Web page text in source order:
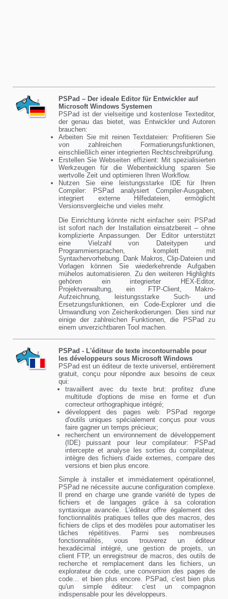
PSPad – Der ideale Editor für Entwickler auf
Microsoft Windows Systemen
PSPad ist der vielseitige und kostenlose Texteditor,
der genau das bietet, was Entwickler und Autoren
brauchen:
Arbeiten Sie mit reinen Textdateien: Profitieren Sie
von zahlreichen Formatierungsfunktionen,
einschließlich einer integrierten Rechtschreibprüfung.
Erstellen Sie Webseiten effizient: Mit spezialisierten
Werkzeugen für die Webentwicklung sparen Sie
wertvolle Zeit und optimieren Ihren Workflow.
Nutzen Sie eine leistungsstarke IDE für Ihren
Compiler: PSPad analysiert Compiler-Ausgaben,
integriert externe Hilfedateien, ermöglicht
Versionsvergleiche und vieles mehr.
Die Einrichtung könnte nicht einfacher sein: PSPad
ist sofort nach der Installation einsatzbereit – ohne
komplizierte Anpassungen. Der Editor unterstützt
eine Vielzahl von Dateitypen und
Programmiersprachen, komplett mit
Syntaxhervorhebung. Dank Makros, Clip-Dateien und
Vorlagen können Sie wiederkehrende Aufgaben
mühelos automatisieren. Zu den weiteren Highlights
gehören ein integrierter HEX-Editor,
Projektverwaltung, ein FTP-Client, Makro-
Aufzeichnung, leistungsstarke Such- und
Ersetzungsfunktionen, ein Code-Explorer und die
Umwandlung von Zeichenkodierungen. Dies sind nur
einige der zahlreichen Funktionen, die PSPad zu
einem unverzichtbaren Tool machen.
PSPad - L'éditeur de texte incontournable pour
les développeurs sous Microsoft Windows
PSPad est un éditeur de texte universel, entièrement
gratuit, conçu pour répondre aux besoins de ceux
qui:
travaillent avec du texte brut: profitez d'une
multitude d'options de mise en forme et d'un
correcteur orthographique intégré;
développent des pages web: PSPad regorge
d'outils uniques spécialement conçus pour vous
faire gagner un temps précieux;
recherchent un environnement de développement
(IDE) puissant pour leur compilateur: PSPad
intercepte et analyse les sorties du compilateur,
intègre des fichiers d'aide externes, compare des
versions et bien plus encore.
Simple à installer et immédiatement opérationnel,
PSPad ne nécessite aucune configuration complexe.
Il prend en charge une grande variété de types de
fichiers et de langages grâce à sa coloration
syntaxique avancée. L'éditeur offre également des
fonctionnalités pratiques telles que des macros, des
fichiers de clips et des modèles pour automatiser les
tâches répétitives. Parmi ses nombreuses
fonctionnalités, vous trouverez un éditeur
hexadécimal intégré, une gestion de projets, un
client FTP, un enregistreur de macros, des outils de
recherche et remplacement dans les fichiers, un
explorateur de code, une conversion des pages de
code... et bien plus encore. PSPad, c'est bien plus
qu'un simple éditeur: c'est un compagnon
indispensable pour les développeurs.